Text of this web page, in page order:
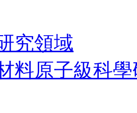
究領域
料原子級科